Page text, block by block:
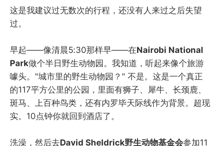
这是我建议过无数次的行程，还没有人来过之后失望
过。
早起——像清晨5:30那样早——在Nairobi National
Park做个半日野生动物园。我知道，听起来像个旅游
噱头。"城市里的野生动物园？" 不是。这是一个真正
的117平方公里的公园，里面有狮子、犀牛、长颈鹿、
斑马、上百种鸟类，还有内罗毕天际线作为背景。超现
实。10点钟你就回到酒店了。
洗澡，然后去David Sheldrick野生动物基金会参加11